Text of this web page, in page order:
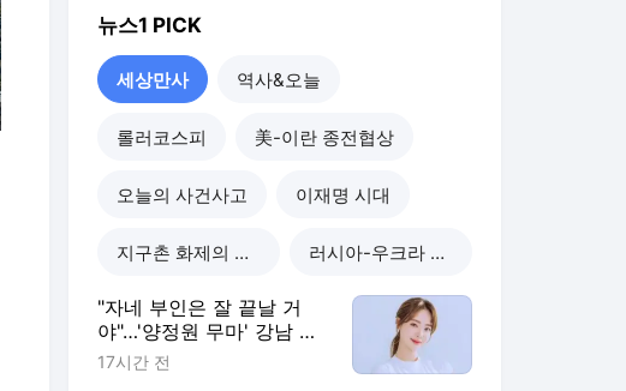
뉴스1 PICK
세상만사 역사&오늘
롤러코스피 美-이란 종전협상
오늘의 사건사고 이재명 시대
지구촌 화제의 뉴스 러시아-우크라 전쟁
"자네 부인은 잘 끝날 거
야"…'양정원 무마' 강남 경
찰, 다른 돈도 받은 정황
17시간 전